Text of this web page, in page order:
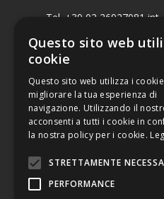
Tel. +39 02 26927081
Tel. +39 02 26927081
Fax +39 02 26951006
Capitale sociale di Euro
Registro delle Imprese di
09460990964, iscritta al
di Milano al n. 2091710. È
parziale, dei contenuti con
Questo sito web
cookie
Questo sito web utilizza i
migliorare la tua esperienza di
navigazione. Utilizzando il
acconsenti a tutti i cookie in
la nostra policy per i cookie.
STRETTAMENTE
PERFORMANCE